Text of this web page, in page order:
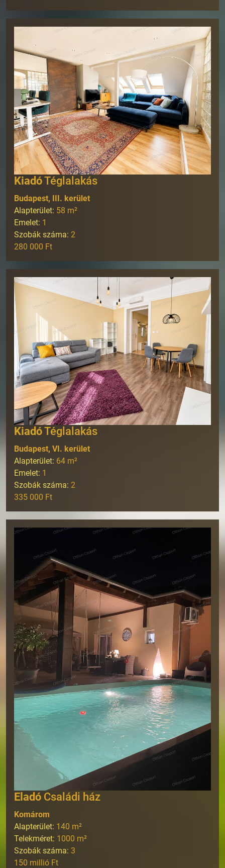
KiadóTéglalakás
Budapest, III. kerület
Alapterület: 58 m²
Emelet: 1
Szobák száma: 2
280 000 Ft
KiadóTéglalakás
Budapest, VI. kerület
Alapterület: 64 m²
Emelet: 1
Szobák száma: 2
335 000 Ft
Eladó Családi ház
Komárom
Alapterület: 140 m²
Telekméret: 1000 m²
Szobák száma: 3
150 millió Ft